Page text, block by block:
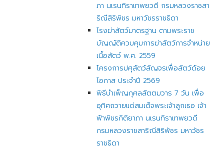
ภา นเรนทิราเทพยวดี กรมหลวงราชสา
ริณีสิริพัชร มหาวัชรราชธิดา
โรงฆ่าสัตว์มาตรฐาน ตามพระราช
บัญญัติควบคุมการฆ่าสัตว์การจำหน่าย
เนื้อสัตว์ พ.ศ. 2559
โครงการปศุสัตว์สัญจรเพื่อสัตว์ด้อย
โอกาส ประจำปี 2569
พิธีบำเพ็ญกุศลสัตตมวาร 7 วัน เพื่อ
อุทิศถวายแด่สมเด็จพระเจ้าลูกเธอ เจ้า
ฟ้าพัชรกิติยาภา นเรนทิราเทพยวดี
กรมหลวงราชสาริณีสิริพัชร มหาวัชร
ราชธิดา